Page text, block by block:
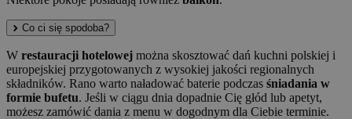
Co ci się spodoba?
W restauracji hotelowej można skosztować dań kuchni polskiej i
europejskiej przygotowanych z wysokiej jakości regionalnych
składników. Rano warto naładować baterie podczas śniadania w
formie bufetu. Jeśli w ciągu dnia dopadnie Cię głód lub apetyt,
możesz zamówić dania z menu w dogodnym dla Ciebie terminie.